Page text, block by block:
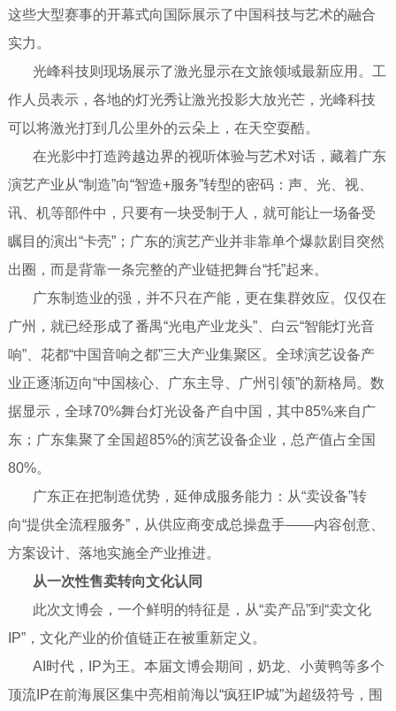
这些大型赛事的开幕式向国际展示了中国科技与艺术的融合
实力。
​​​​​​​ 光峰科技则现场展示了激光显示在文旅领域最新应用。工
作人员表示，各地的灯光秀让激光投影大放光芒，光峰科技
可以将激光打到几公里外的云朵上，在天空耍酷。
​​​​​​​ 在光影中打造跨越边界的视听体验与艺术对话，藏着广东
演艺产业从“制造”向“智造+服务”转型的密码：声、光、视、
讯、机等部件中，只要有一块受制于人，就可能让一场备受
瞩目的演出“卡壳”；广东的演艺产业并非靠单个爆款剧目突然
出圈，而是背靠一条完整的产业链把舞台“托”起来。
​​​​​​​ 广东制造业的强，并不只在产能，更在集群效应。仅仅在
广州，就已经形成了番禺“光电产业龙头”、白云“智能灯光音
响”、花都“中国音响之都”三大产业集聚区。全球演艺设备产
业正逐渐迈向“中国核心、广东主导、广州引领”的新格局。数
据显示，全球70%舞台灯光设备产自中国，其中85%来自广
东；广东集聚了全国超85%的演艺设备企业，总产值占全国
80%。
​​​​​​​ 广东正在把制造优势，延伸成服务能力：从“卖设备”转
向“提供全流程服务”，从供应商变成总操盘手——内容创意、
方案设计、落地实施全产业推进。
从一次性售卖转向文化认同
​​​​​​​ 此次文博会，一个鲜明的特征是，从“卖产品”到“卖文化
IP”，文化产业的价值链正在被重新定义。
​​​​​​​ AI时代，IP为王。本届文博会期间，奶龙、小黄鸭等多个
顶流IP在前海展区集中亮相前海以“疯狂IP城”为超级符号，围